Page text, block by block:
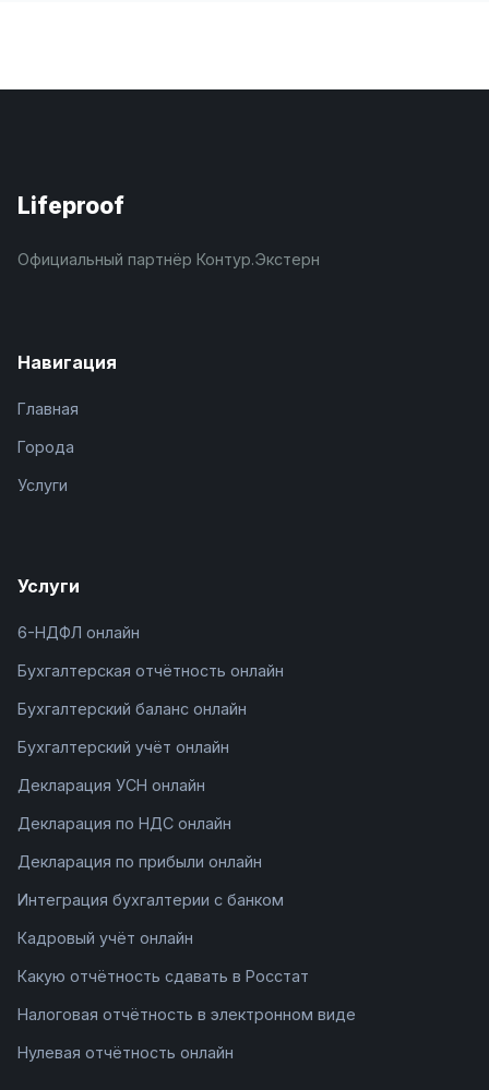
Lifeproof
Официальный партнёр Контур.Экстерн
Навигация
Главная
Города
Услуги
Услуги
6-НДФЛ онлайн
Бухгалтерская отчётность онлайн
Бухгалтерский баланс онлайн
Бухгалтерский учёт онлайн
Декларация УСН онлайн
Декларация по НДС онлайн
Декларация по прибыли онлайн
Интеграция бухгалтерии с банком
Кадровый учёт онлайн
Какую отчётность сдавать в Росстат
Налоговая отчётность в электронном виде
Нулевая отчётность онлайн